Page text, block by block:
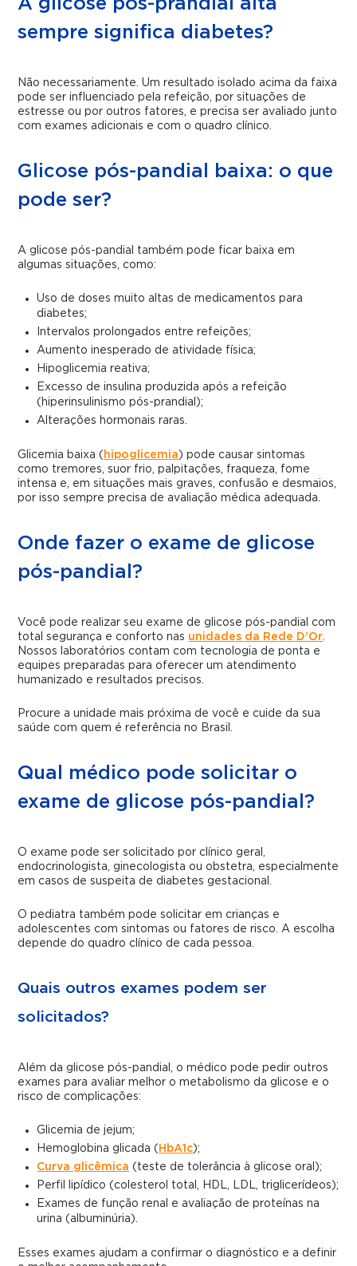
A glicose pós-prandial alta
sempre significa diabetes?
Não necessariamente. Um resultado isolado acima da faixa
pode ser influenciado pela refeição, por situações de
estresse ou por outros fatores, e precisa ser avaliado junto
com exames adicionais e com o quadro clínico.
Glicose pós-pandial baixa: o que
pode ser?
A glicose pós-pandial também pode ficar baixa em
algumas situações, como:
Uso de doses muito altas de medicamentos para
diabetes;
Intervalos prolongados entre refeições;
Aumento inesperado de atividade física;
Hipoglicemia reativa;
Excesso de insulina produzida após a refeição
(hiperinsulinismo pós-prandial);
Alterações hormonais raras.
Glicemia baixa ( hipoglicemia ) pode causar sintomas
como tremores, suor frio, palpitações, fraqueza, fome
intensa e, em situações mais graves, confusão e desmaios,
por isso sempre precisa de avaliação médica adequada.
Onde fazer o exame de glicose
pós-pandial?
Você pode realizar seu exame de glicose pós-pandial com
total segurança e conforto nas unidades da Rede D’Or.
Nossos laboratórios contam com tecnologia de ponta e
equipes preparadas para oferecer um atendimento
humanizado e resultados precisos.
Procure a unidade mais próxima de você e cuide da sua
saúde com quem é referência no Brasil.
Qual médico pode solicitar o
exame de glicose pós-pandial?
O exame pode ser solicitado por clínico geral,
endocrinologista, ginecologista ou obstetra, especialmente
em casos de suspeita de diabetes gestacional.
O pediatra também pode solicitar em crianças e
adolescentes com sintomas ou fatores de risco. A escolha
depende do quadro clínico de cada pessoa.
Quais outros exames podem ser
solicitados?
Além da glicose pós-pandial, o médico pode pedir outros
exames para avaliar melhor o metabolismo da glicose e o
risco de complicações:
Glicemia de jejum;
Hemoglobina glicada ( HbA1c);
Curva glicêmica (teste de tolerância à glicose oral);
Perfil lipídico (colesterol total, HDL, LDL, triglicerídeos);
Exames de função renal e avaliação de proteínas na
urina (albuminúria).
Esses exames ajudam a confirmar o diagnóstico e a definir